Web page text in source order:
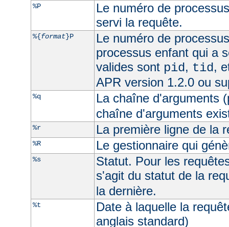
%P
Le numéro de
servi la requête.
%{format}P
Le numéro de
processus enfant qui a
valides sont pid, tid,
APR version 1.2.0 ou
%q
La chaîne d'arguments
chaîne d'arguments
%r La première ligne de la
%R Le gestionnaire qui
%s
Statut. Pour les
s'agit du statut de la
la dernière.
%t
Date à laquelle la
anglais standard)